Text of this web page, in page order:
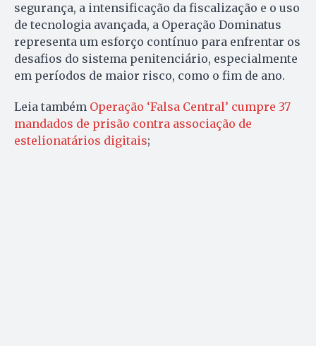
segurança, a intensificação da fiscalização e o uso
de tecnologia avançada, a Operação Dominatus
representa um esforço contínuo para enfrentar os
desafios do sistema penitenciário, especialmente
em períodos de maior risco, como o fim de ano.
Leia também Operação ‘Falsa Central’ cumpre 37
mandados de prisão contra associação de
estelionatários digitais;